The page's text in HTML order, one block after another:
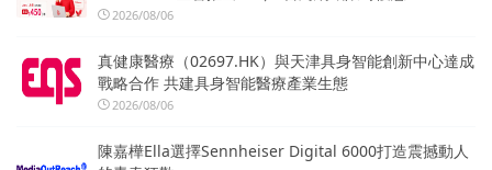
2026/08/06
真健康醫療（02697.HK）與天津具身智能創新中心達成
戰略合作 共建具身智能醫療產業生態
2026/08/06
陳嘉樺Ella選擇Sennheiser Digital 6000打造震撼動人